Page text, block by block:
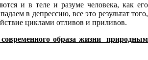
и в теле и разуме человека, как его
в депрессию, все это результат того,
циклами отливов и приливов.
образа жизни природным